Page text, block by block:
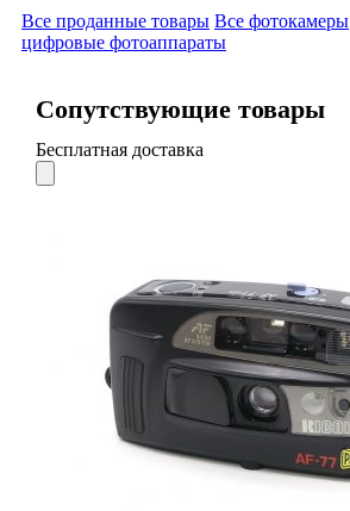
Все проданные товары Все фотокамеры
цифровые фотоаппараты
Сопутствующие товары
Бесплатная доставка